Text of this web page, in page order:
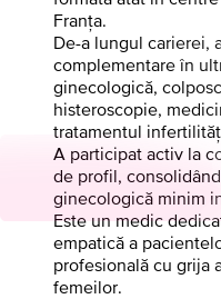
Franța.
De-a lungul carierei,
complementare în
ginecologică,
histeroscopie,
tratamentul
A participat activ la
de profil,
ginecologică minim
Este un medic
empatică a
profesională cu grija
femeilor.